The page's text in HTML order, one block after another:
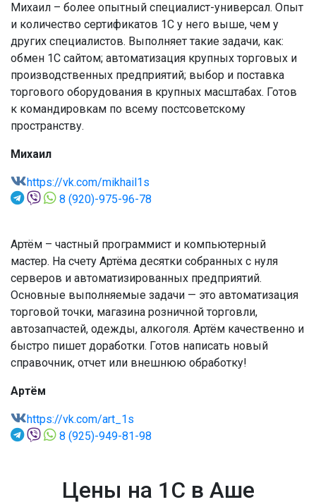
Михаил – более опытный специалист-универсал. Опыт
и количество сертификатов 1С у него выше, чем у
других специалистов. Выполняет такие задачи, как:
обмен 1С сайтом; автоматизация крупных торговых и
производственных предприятий; выбор и поставка
торгового оборудования в крупных масштабах. Готов
к командировкам по всему постсоветскому
пространству.
Михаил
https://vk.com/mikhail1s
8 (920)-975-96-78
Артём – частный программист и компьютерный
мастер. На счету Артёма десятки собранных с нуля
серверов и автоматизированных предприятий.
Основные выполняемые задачи — это автоматизация
торговой точки, магазина розничной торговли,
автозапчастей, одежды, алкоголя. Артём качественно и
быстро пишет доработки. Готов написать новый
справочник, отчет или внешнюю обработку!
Артём
https://vk.com/art_1s
8 (925)-949-81-98
Цены на 1С в Аше